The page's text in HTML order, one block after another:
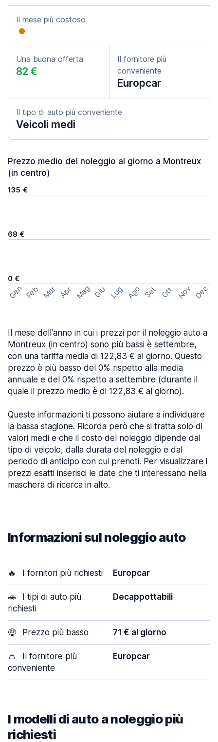
Il mese più costoso
Una buona offerta
82 €
Il fornitore più
conveniente
Europcar
Il tipo di auto più conveniente
Veicoli medi
Prezzo medio del noleggio al giorno a Montreux
(in centro)
135 €
68 €
0 €
Gen Feb Mar Apr Mag Giu Lug Ago Set Ott Nov Dec
Il mese dell'anno in cui i prezzi per il noleggio auto a
Montreux (in centro) sono più bassi è settembre,
con una tariffa media di 122,83 € al giorno. Questo
prezzo è più basso del 0% rispetto alla media
annuale e del 0% rispetto a settembre (durante il
quale il prezzo medio è di 122,83 € al giorno).
Queste informazioni ti possono aiutare a individuare
la bassa stagione. Ricorda però che si tratta solo di
valori medi e che il costo del noleggio dipende dal
tipo di veicolo, dalla durata del noleggio e dal
periodo di anticipo con cui prenoti. Per visualizzare i
prezzi esatti inserisci le date che ti interessano nella
maschera di ricerca in alto.
Informazioni sul noleggio auto
🔥 I fornitori più richiesti Europcar
🚗
I tipi di auto più
richiesti
Decappottabili
🤑 Prezzo più basso 71 € al giorno
👛
Il fornitore più
conveniente
Europcar
I modelli di auto a noleggio più
richiesti